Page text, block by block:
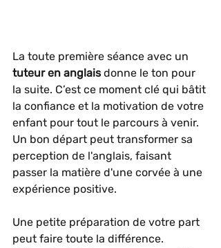
La toute première séance avec un
tuteur en anglais donne le ton pour
la suite. C’est ce moment clé qui bâtit
la confiance et la motivation de votre
enfant pour tout le parcours à venir.
Un bon départ peut transformer sa
perception de l'anglais, faisant
passer la matière d'une corvée à une
expérience positive.
Une petite préparation de votre part
peut faire toute la différence.